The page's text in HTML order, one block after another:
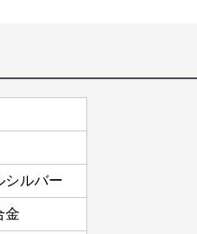
シルバー
金